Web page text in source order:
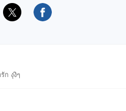
ก งุงิๆ